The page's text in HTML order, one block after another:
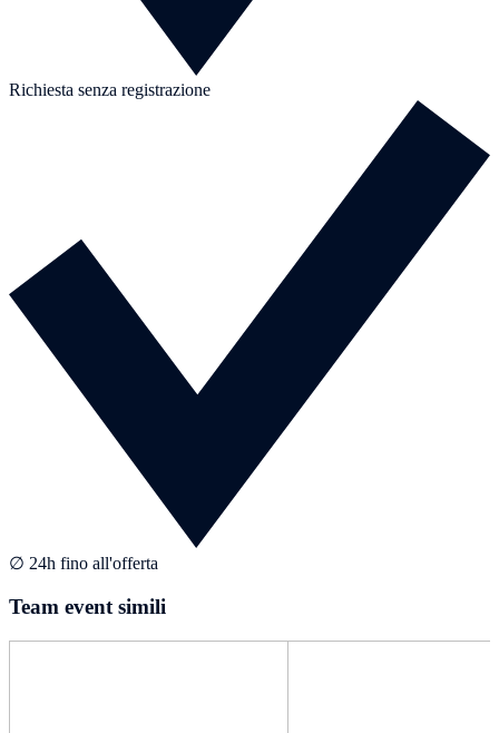
Richiesta senza registrazione
∅ 24h fino all'offerta
Team event simili